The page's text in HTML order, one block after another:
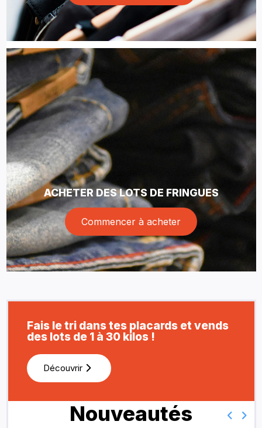
ACHETER DES LOTS DE FRINGUES
Commencer à acheter
Fais le tri dans tes placards et vends
des lots de 1 à 30 kilos !
Découvrir
Nouveautés